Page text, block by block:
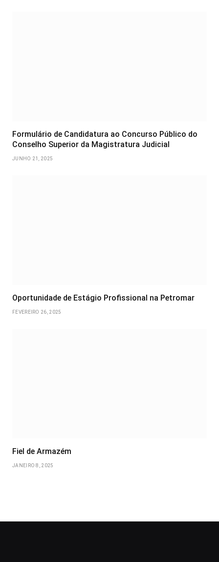
Formulário de Candidatura ao Concurso Público do
Conselho Superior da Magistratura Judicial
JUNHO 21, 2025
Oportunidade de Estágio Profissional na Petromar
FEVEREIRO 26, 2025
Fiel de Armazém
JANEIRO 8, 2025